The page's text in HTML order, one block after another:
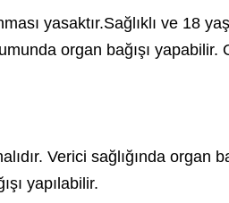
yasaktır.Sağlıklı ve 18
organ bağışı
Verici sağlığında organ
yapılabilir.